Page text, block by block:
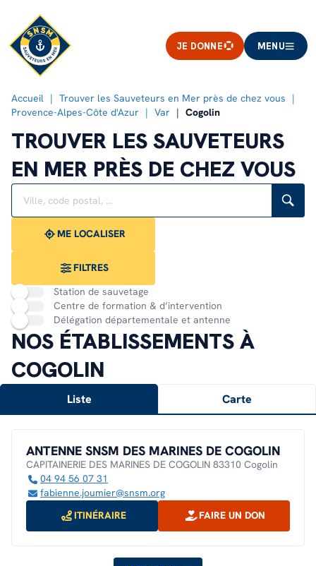
JE DONNE MENU
Accueil
Trouver les Sauveteurs en Mer près de chez vous
Provence-Alpes-Côte d'Azur
Var Cogolin
TROUVER LES SAUVETEURS
EN MER PRÈS DE CHEZ VOUS
Rechercher
Veuillez
renseigner
adresse
{{count}}
résultat(s)
ME LOCALISER
FILTRES
Station de sauvetage
Centre de formation & d’intervention
Délégation départementale et antenne
NOS ÉTABLISSEMENTS À
COGOLIN
Liste Carte
ANTENNE SNSM DES MARINES DE COGOLIN
CAPITAINERIE DES MARINES DE COGOLIN 83310 Cogolin
04 94 56 07 31
fabienne.joumier@snsm.org
ITINÉRAIRE
FAIRE UN DON